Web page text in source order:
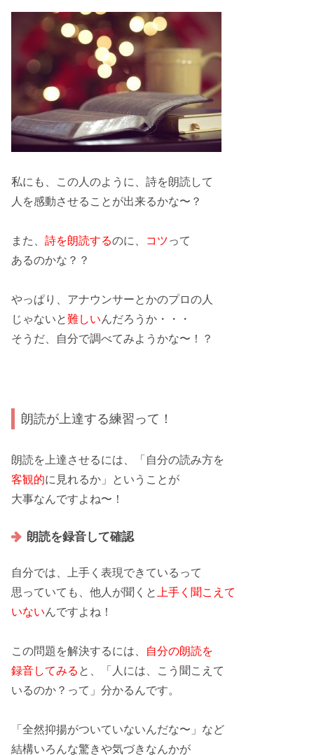
私にも、この人のように、詩を朗読して
人を感動させることが出来るかな〜？
また、 詩を朗読するのに、 コツって
あるのかな？？
やっぱり、アナウンサーとかのプロの人
じゃないと難しいんだろうか・・・
そうだ、自分で調べてみようかな〜！？
朗読が上達する練習って！
朗読を 上達させるには、「自分の読み方を
客観的に見れるか」ということが
大事なんですよね〜！
朗読を録音して確認
自分では、 上手く表現できている って
思っていても、 他人 が聞くと
上手く聞こえて
いないんですよね！
この問題を解決するには、
自分の朗読を
録音してみる と、「人には、こう聞こえて
いるのか？って」分かるんです。
「全然抑揚がついていないんだな〜」など
結構いろんな驚きや気づき なんかが